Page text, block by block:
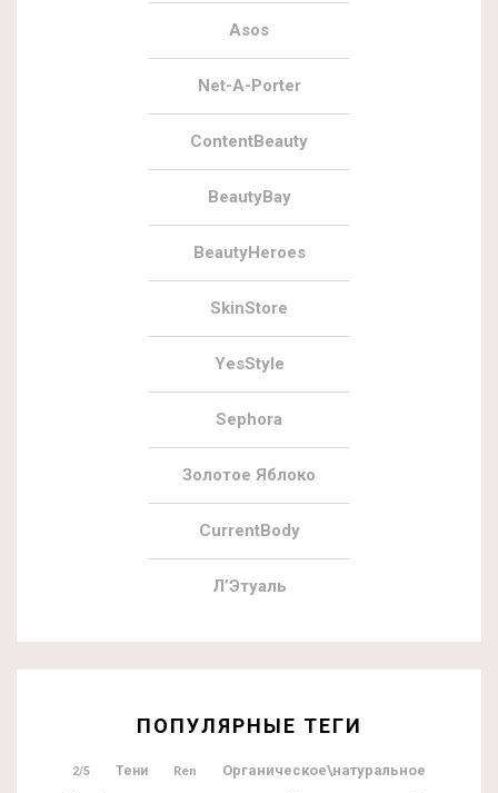
Asos
Net-A-Porter
ContentBeauty
BeautyBay
BeautyHeroes
SkinStore
YesStyle
Sephora
Золотое Яблоко
CurrentBody
Л’Этуаль
ПОПУЛЯРНЫЕ ТЕГИ
2/5 Тени Ren Органическое\натуральное